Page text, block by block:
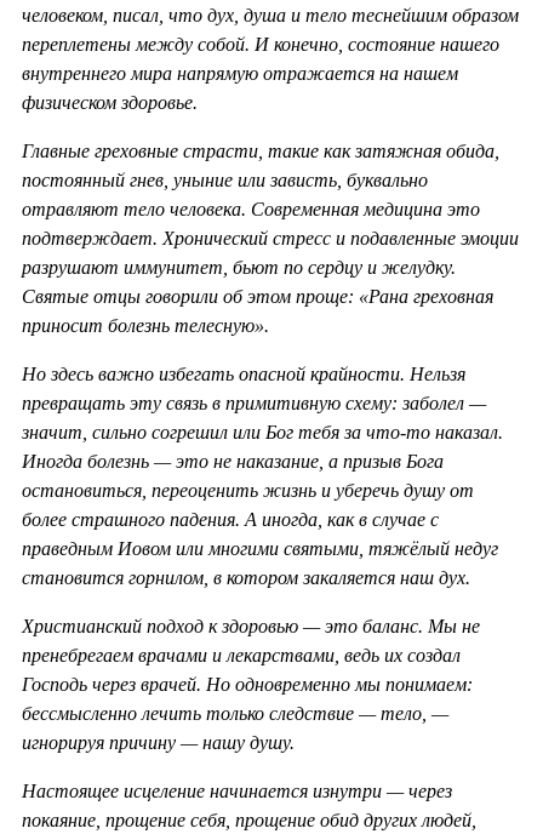
человеком, писал, что дух, душа и тело теснейшим образом
переплетены между собой. И конечно, состояние нашего
внутреннего мира напрямую отражается на нашем
физическом здоровье.
Главные греховные страсти, такие как затяжная обида,
постоянный гнев, уныние или зависть, буквально
отравляют тело человека. Современная медицина это
подтверждает. Хронический стресс и подавленные эмоции
разрушают иммунитет, бьют по сердцу и желудку.
Святые отцы говорили об этом проще: «Рана греховная
приносит болезнь телесную».
Но здесь важно избегать опасной крайности. Нельзя
превращать эту связь в примитивную схему: заболел —
значит, сильно согрешил или Бог тебя за что-то наказал.
Иногда болезнь — это не наказание, а призыв Бога
остановиться, переоценить жизнь и уберечь душу от
более страшного падения. А иногда, как в случае с
праведным Иовом или многими святыми, тяжёлый недуг
становится горнилом, в котором закаляется наш дух.
Христианский подход к здоровью — это баланс. Мы не
пренебрегаем врачами и лекарствами, ведь их создал
Господь через врачей. Но одновременно мы понимаем:
бессмысленно лечить только следствие — тело, —
игнорируя причину — нашу душу.
Настоящее исцеление начинается изнутри — через
покаяние, прощение себя, прощение обид других людей,